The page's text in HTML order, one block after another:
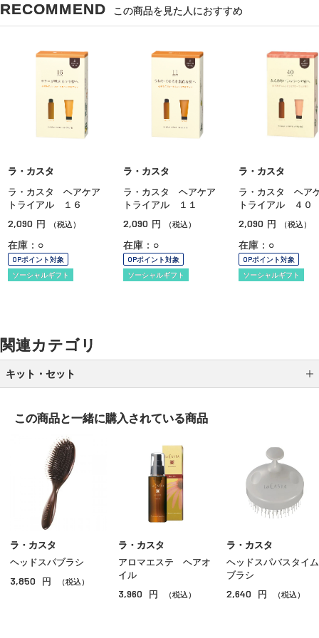
RECOMMEND この商品を見た人におすすめ
ラ・カスタ
ラ・カスタ ヘアケア
トライアル １６
2,090 円 （税込）
在庫：○
OPポイント対象
ソーシャルギフト
ラ・カスタ
ラ・カスタ ヘアケア
トライアル １１
2,090 円 （税込）
在庫：○
OPポイント対象
ソーシャルギフト
ラ・カスタ
ラ・カスタ ヘ
トライアル ４０
2,090 円 （税込）
在庫：○
OPポイント対象
ソーシャルギフト
関連カテゴリ
キット・セット
限定キット
この商品と一緒に購入されている商品
ラ・カスタ
ヘッドスパブラシ
3,850 円 （税込）
ラ・カスタ
アロマエステ ヘアオ
イル
3,960 円 （税込）
ラ・カスタ
ヘッドスパバスタイム
ブラシ
2,640 円 （税込）